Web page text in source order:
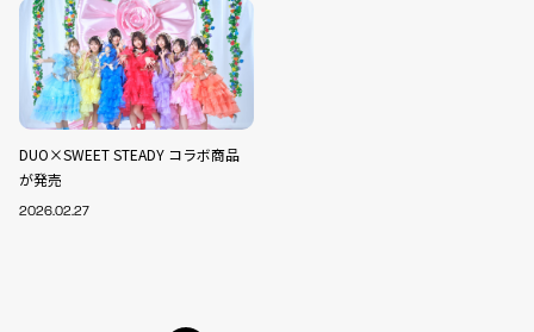
DUO×SWEET STEADY コラボ商品
が発売
2026.02.27